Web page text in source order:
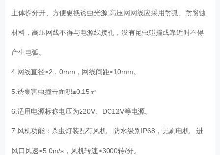
主体拆分开、方便更换诱虫光源;高压网网线应采用耐弧、耐腐蚀
材料，高压网线不得与电源线接孔，没有昆虫碰撞或靠近时不得
产生电弧。
4.网线直径≥2．0mm，网线间距≤10mm。
5.诱集害虫撞击面积≥0.15㎡
6.适用电源标称电压为220V、DC12V等电源。
7.风机功能：杀虫灯装配有风机，防水级别IP68，无刷电机，进
风口风速≥5.0m/s，风机转速≥3000转/分。